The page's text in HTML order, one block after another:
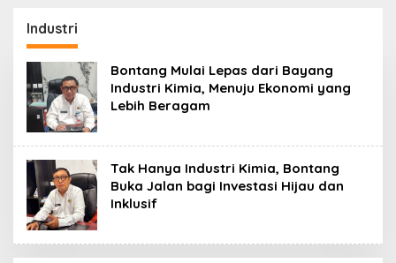
Pabrik Tertua Pupuk
Kaltim
Industri
Bontang Mulai Lepas dari Bayang
Industri Kimia, Menuju Ekonomi yang
Lebih Beragam
Tak Hanya Industri Kimia, Bontang
Buka Jalan bagi Investasi Hijau dan
Inklusif